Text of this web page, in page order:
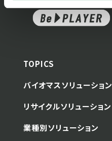
TOPICS
バイオマスソリューション
リサイクルソリューション
業種別ソリューション